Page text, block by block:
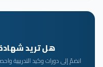
هل تريد
انضمّ إلى دورات وكيد التدريبية